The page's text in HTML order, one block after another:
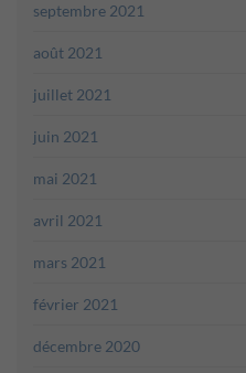
septembre 2021
août 2021
juillet 2021
juin 2021
mai 2021
avril 2021
mars 2021
février 2021
décembre 2020